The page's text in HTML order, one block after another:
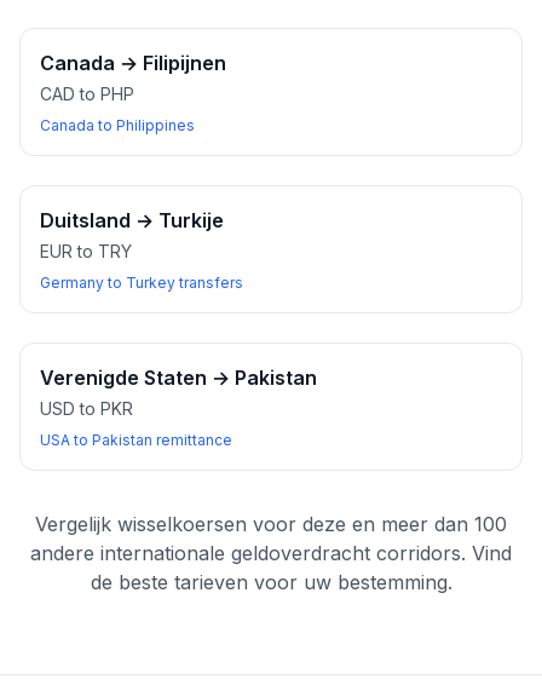
Canada → Filipijnen
CAD to PHP
Canada to Philippines
Duitsland → Turkije
EUR to TRY
Germany to Turkey transfers
Verenigde Staten → Pakistan
USD to PKR
USA to Pakistan remittance
Vergelijk wisselkoersen voor deze en meer dan 100
andere internationale geldoverdracht corridors. Vind
de beste tarieven voor uw bestemming.